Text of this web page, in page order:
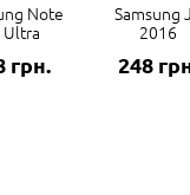
Note
Ultra
грн.
Samsung
2016
248